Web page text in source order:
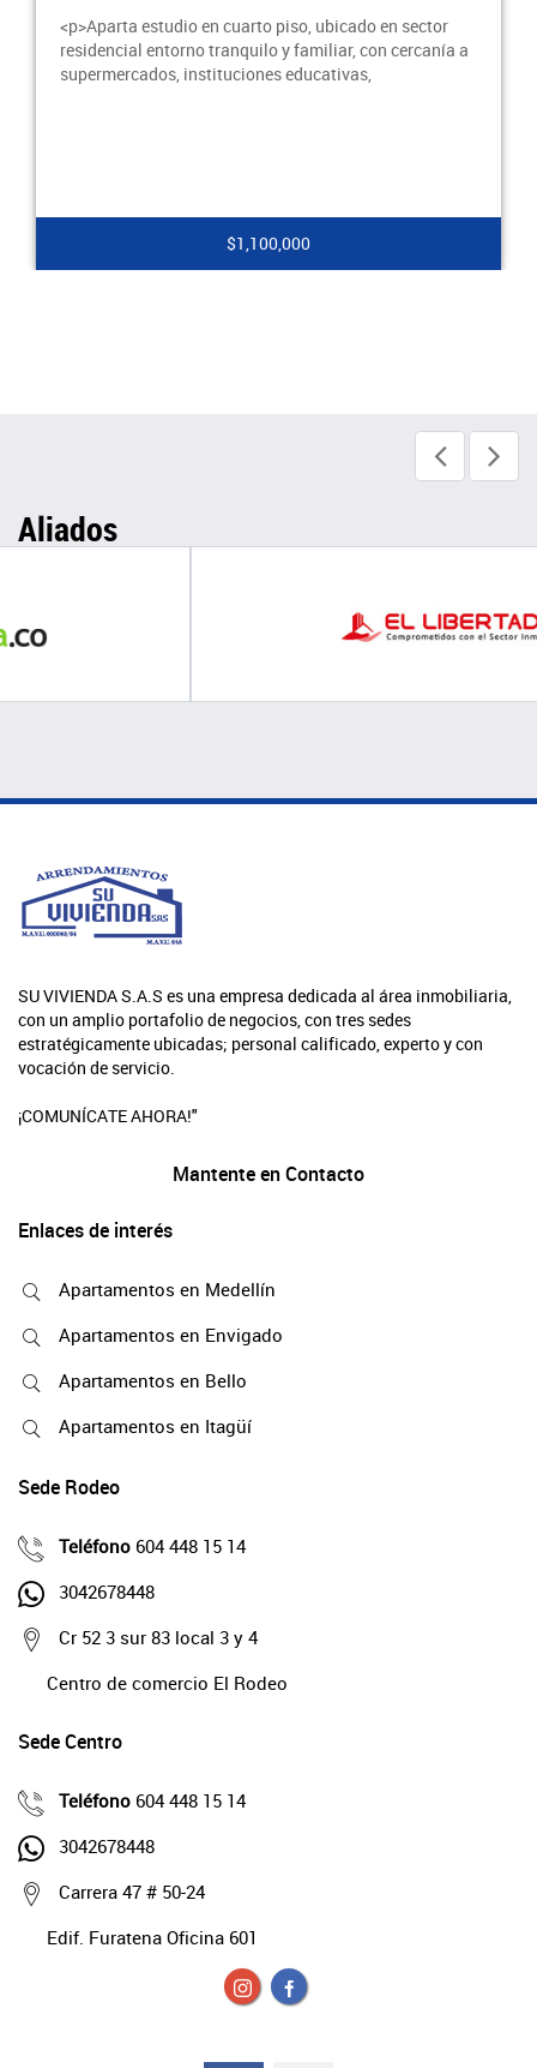
<p>Apartaestudio en primer piso, con posibilidad
parqueo para moto en reja externa, sector residencial,
transporte público y supermercados cercanos.</
$1,100,000
Aliados
SU VIVIENDA S.A.S es una empresa dedicada al área inmobiliaria,
con un amplio portafolio de negocios, con tres sedes
estratégicamente ubicadas; personal calificado, experto y con
vocación de servicio.
¡COMUNÍCATE AHORA!"
Mantente en Contacto
Enlaces de interés
Apartamentos en Medellín
Apartamentos en Envigado
Apartamentos en Bello
Apartamentos en Itagüí
Sede Rodeo
Teléfono 604 448 15 14
3042678448
Cr 52 3 sur 83 local 3 y 4
Centro de comercio El Rodeo
Sede Centro
Teléfono 604 448 15 14
3042678448
Carrera 47 # 50-24
Edif. Furatena Oficina 601